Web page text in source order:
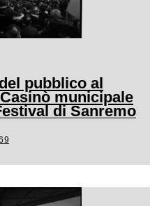
pubblico al
municipale
di Sanremo